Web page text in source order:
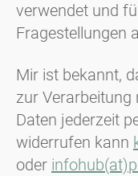
verwendet und
Fragestellungen
Mir ist bekannt,
zur Verarbeitung
Daten jederzeit
widerrufen kann
oder